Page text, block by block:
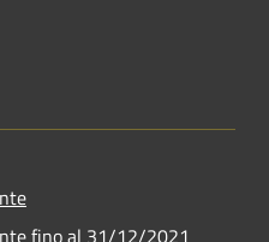
fino al 31/12/2021